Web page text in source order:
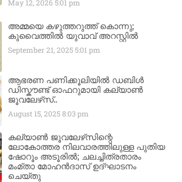
May 12, 20265:01 pm
അമ്മയെ കഴുത്തറുത്ത് കൊന്നു;
കുവൈത്തിൽ യുവാവ് അറസ്റ്റിൽ
September 21, 20255:01 pm
ആഭരണ പണിക്കൂലിയിൽ ഡബിൾ
ഡിസ്കൗണ്ട് ഓഫറുമായി കല്യാൺ
ജൂവലേഴ്‌സ്..
August 15, 20258:03 pm
കല്യാൺ ജൂവലേഴ്‌സിന്റെ
ലോകോത്തര നിലവാരത്തിലുള്ള പുതിയ
ഷോറൂം അടൂരിൽ; ചലച്ചിത്രതാരം
മംമ്താ മോഹൻദാസ് ഉദ്ഘാടനം
ചെയ്‌തു